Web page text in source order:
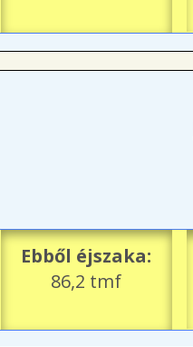
Ebből éjszaka:
86,2 tmf